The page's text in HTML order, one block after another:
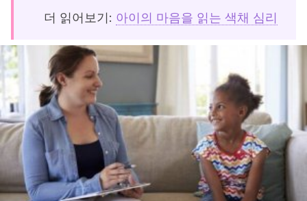
더 읽어보기: 아이의 마음을 읽는 색채 심리